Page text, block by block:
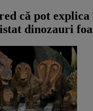
că pot
dinozauri